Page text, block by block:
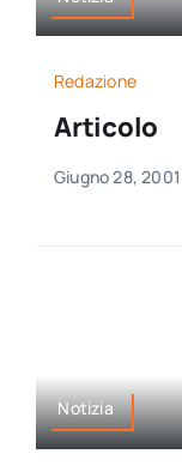
Redazione
Articolo
Giugno 28, 2001
Notizia